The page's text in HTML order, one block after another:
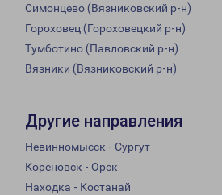
Симонцево (Вязниковский р-н)
Гороховец (Гороховецкий р-н)
Тумботино (Павловский р-н)
Вязники (Вязниковский р-н)
Другие направления
Невинномысск - Сургут
Кореновск - Орск
Находка - Костанай